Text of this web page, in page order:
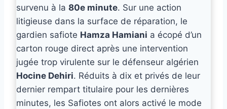
survenu à la 80e minute. Sur une action
litigieuse dans la surface de réparation, le
gardien safiote Hamza Hamiani a écopé d’un
carton rouge direct après une intervention
jugée trop virulente sur le défenseur algérien
Hocine Dehiri. Réduits à dix et privés de leur
dernier rempart titulaire pour les dernières
minutes, les Safiotes ont alors activé le mode